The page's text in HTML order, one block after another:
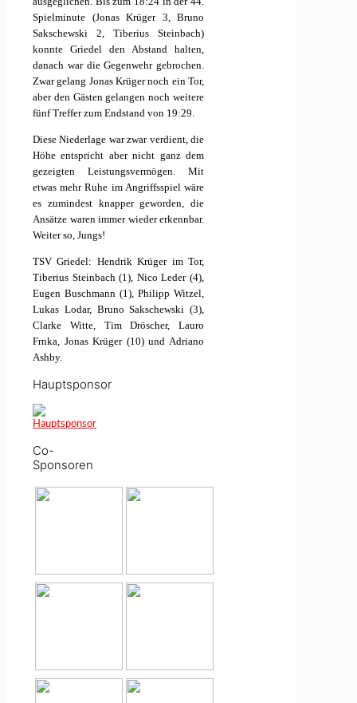
Spielminute (Jonas Krüger 3, Bruno
Sakschewski 2, Tiberius Steinbach)
konnte Griedel den Abstand halten,
danach war die Gegenwehr gebrochen.
Zwar gelang Jonas Krüger noch ein Tor,
aber den Gästen gelangen noch weitere
fünf Treffer zum Endstand von 19:29.
Diese Niederlage war zwar verdient, die
Höhe entspricht aber nicht ganz dem
gezeigten Leistungsvermögen. Mit
etwas mehr Ruhe im Angriffsspiel wäre
es zumindest knapper geworden, die
Ansätze waren immer wieder erkennbar.
Weiter so, Jungs!
TSV Griedel: Hendrik Krüger im Tor,
Tiberius Steinbach (1), Nico Leder (4),
Eugen Buschmann (1), Philipp Witzel,
Lukas Lodar, Bruno Sakschewski (3),
Clarke Witte, Tim Dröscher, Lauro
Frnka, Jonas Krüger (10) und Adriano
Ashby.
Hauptsponsor
Co-
Sponsoren